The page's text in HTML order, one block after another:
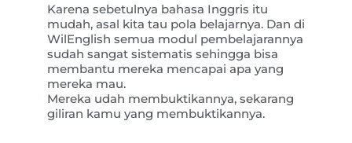
Karena sebetulnya bahasa Inggris itu
mudah, asal kita tau pola belajarnya. Dan di
WilEnglish semua modul pembelajarannya
sudah sangat sistematis sehingga bisa
membantu mereka mencapai apa yang
mereka mau.
Mereka udah membuktikannya, sekarang
giliran kamu yang membuktikannya.